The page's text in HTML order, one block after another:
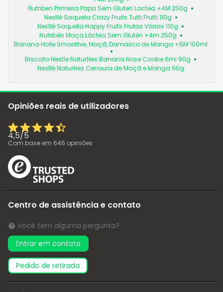
Nutriben Primeira Papa Sem Gluten Lactea +4M 250g
Nestlé Saqueta Crazy Fruits Tutti Frutti 110g
Nestlé Saqueta Happy Fruits Frutas Várias 110g
Nutribén Maça Láctea Sem Glutén +4m 250g
Banana Holle Smoothie, Maçã, Damasco de Manga +6M 100ml
Biscoito Nestle NaturNes Banana Nose Cookie 6ml 90g
Nestlé NaturNes Cenoura de Maçã e Manga 90g
Opiniões reais de utilizadores
4,5/5
Com base em 646 opiniões
Centro de assistência e contato
Você tem alguma pergunta?
Entrar em contato
pedido de retirada